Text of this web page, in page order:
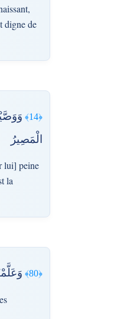
digne de
﴿14﴾
الْمَصِيرُ
lui] peine
la
﴿80﴾